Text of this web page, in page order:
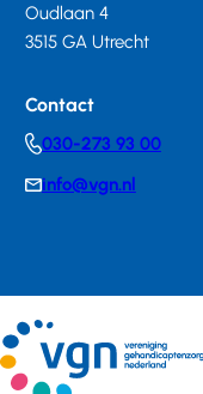
Oudlaan 4
3515 GA Utrecht
Contact
Telephonenumber
030-273 93 00
E-info@vgn.nl